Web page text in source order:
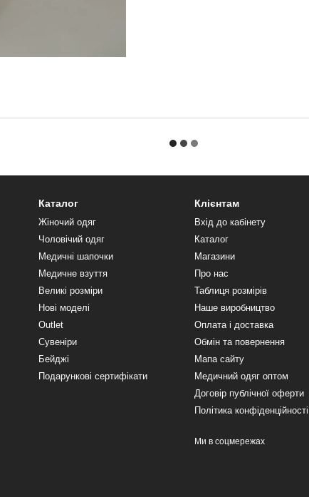
Каталог
Жіночий одяг
Чоловічий одяг
Медичні шапочки
Медичне взуття
Великі розміри
Нові моделі
Outlet
Сувеніри
Бейджі
Подарункові сертифікати
Клієнтам
Вхід до кабінету
Каталог
Магазини
Про нас
Таблиця розмірів
Наше виробництво
Оплата і доставка
Обмін та повернення
Мапа сайту
Медичний одяг оптом
Договір публічної оферти
Політика конфіденційності
Ми в соцмережах